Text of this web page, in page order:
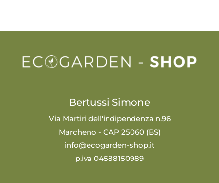
Bertussi Simone
Via Martiri dell'indipendenza n.96
Marcheno - CAP 25060 (BS)
info@ecogarden-shop.it
p.iva 04588150989